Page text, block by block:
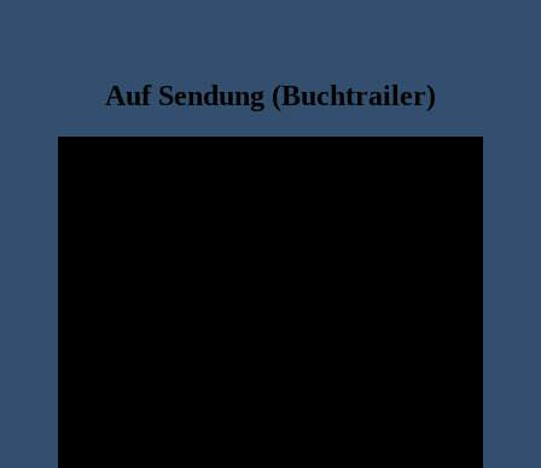
Auf Sendung (Buchtrailer)